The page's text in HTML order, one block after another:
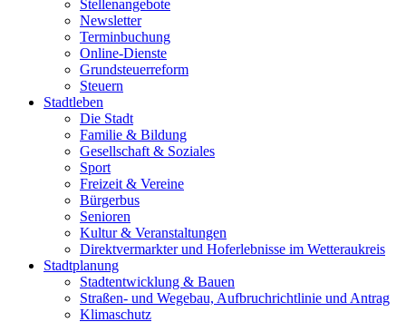
Stellenangebote
Newsletter
Terminbuchung
Online-Dienste
Grundsteuerreform
Steuern
Stadtleben
Die Stadt
Familie & Bildung
Gesellschaft & Soziales
Sport
Freizeit & Vereine
Bürgerbus
Senioren
Kultur & Veranstaltungen
Direktvermarkter und Hoferlebnisse im Wetteraukreis
Stadtplanung
Stadtentwicklung & Bauen
Straßen- und Wegebau, Aufbruchrichtlinie und Antrag
Klimaschutz